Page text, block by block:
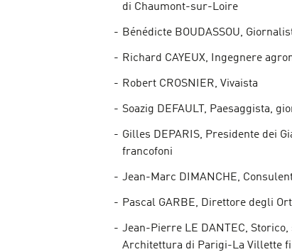
di Chaumont-sur-Loire
Bénédicte BOUDASSOU,
Richard CAYEUX, Ingegnere
Robert CROSNIER, Vivaista
Soazig DEFAULT, Paesaggista,
Gilles DEPARIS, Presidente dei
francofoni
Jean-Marc DIMANCHE,
Pascal GARBE, Direttore degli
Jean-Pierre LE DANTEC,
Architettura di Parigi-La Villette